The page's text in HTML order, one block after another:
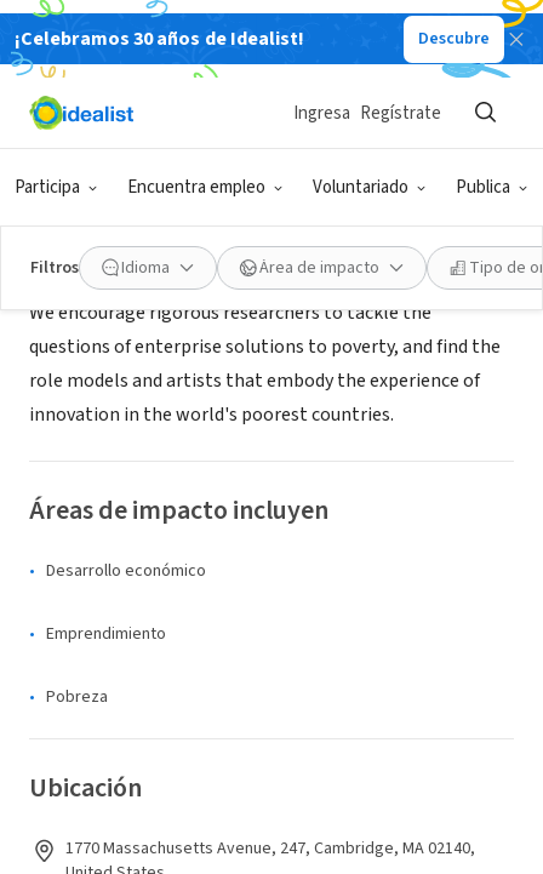
¡Celebramos 30 años de Idealist! Descubre
Participa Encuentra empleo Voluntariado Publica
Ingresa Regístrate
Filtros Idioma Área de impacto Tipo de
ORGANIZACIÓN SIN FIN DE LUCRO
SEVEN Fund
Acerca de
We encourage rigorous researchers to tackle the
questions of enterprise solutions to poverty, and find the
role models and artists that embody the experience of
innovation in the world's poorest countries.
Áreas de impacto incluyen
Desarrollo económico
Emprendimiento
Pobreza
Ubicación
1770 Massachusetts Avenue, 247, Cambridge, MA 02140,